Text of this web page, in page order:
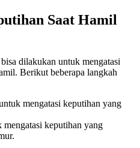
Saat Hamil
dilakukan untuk mengatasi
Berikut beberapa langkah
mengatasi keputihan yang
keputihan yang